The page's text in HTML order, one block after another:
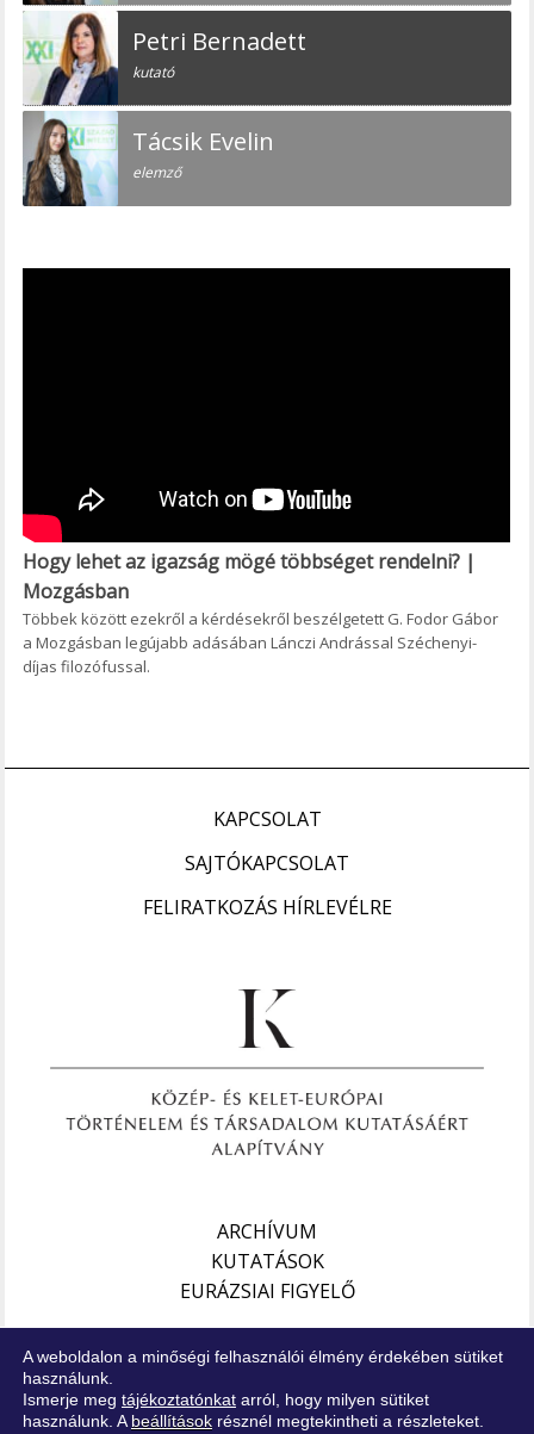
Petri Bernadett
kutató
Tácsik Evelin
elemző
Hogy lehet az igazság mögé többséget rendelni? |
Mozgásban
Többek között ezekről a kérdésekről beszélgetett G. Fodor Gábor
a Mozgásban legújabb adásában Lánczi Andrással Széchenyi-
díjas filozófussal.
KAPCSOLAT
SAJTÓKAPCSOLAT
FELIRATKOZÁS HÍRLEVÉLRE
ARCHÍVUM
KUTATÁSOK
EURÁZSIAI FIGYELŐ
Impresszum
Adatkezelési tájékoztató
A weboldalon a minőségi felhasználói élmény érdekében sütiket
használunk.
Ismerje meg tájékoztatónkat arról, hogy milyen sütiket
használunk. A beállítások résznél megtekintheti a részleteket.